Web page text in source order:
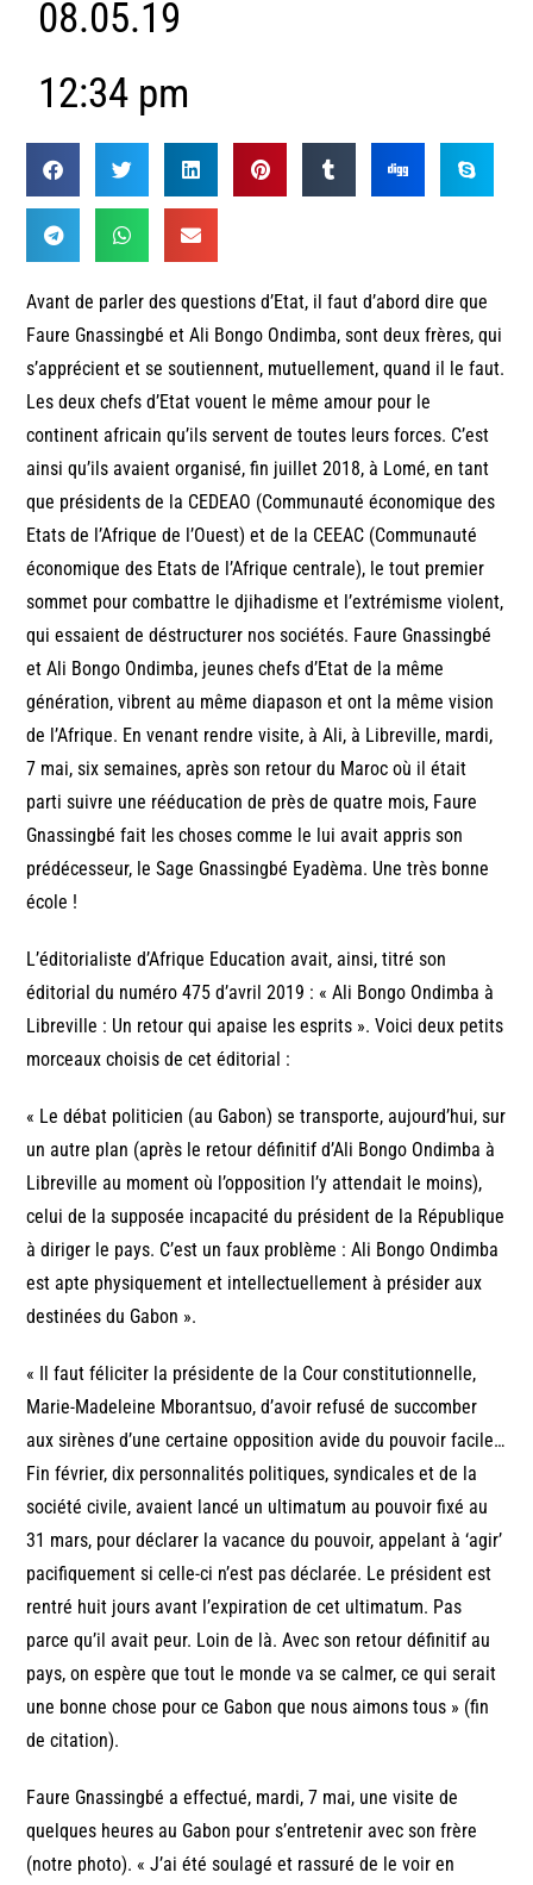
08.05.19
12:34 pm
Avant de parler des questions d’Etat, il faut d’abord dire que
Faure Gnassingbé et Ali Bongo Ondimba, sont deux frères, qui
s’apprécient et se soutiennent, mutuellement, quand il le faut.
Les deux chefs d’Etat vouent le même amour pour le
continent africain qu’ils servent de toutes leurs forces. C’est
ainsi qu’ils avaient organisé, fin juillet 2018, à Lomé, en tant
que présidents de la CEDEAO (Communauté économique des
Etats de l’Afrique de l’Ouest) et de la CEEAC (Communauté
économique des Etats de l’Afrique centrale), le tout premier
sommet pour combattre le djihadisme et l’extrémisme violent,
qui essaient de déstructurer nos sociétés. Faure Gnassingbé
et Ali Bongo Ondimba, jeunes chefs d’Etat de la même
génération, vibrent au même diapason et ont la même vision
de l’Afrique. En venant rendre visite, à Ali, à Libreville, mardi,
7 mai, six semaines, après son retour du Maroc où il était
parti suivre une rééducation de près de quatre mois, Faure
Gnassingbé fait les choses comme le lui avait appris son
prédécesseur, le Sage Gnassingbé Eyadèma. Une très bonne
école !
L’éditorialiste d’Afrique Education avait, ainsi, titré son
éditorial du numéro 475 d’avril 2019 : « Ali Bongo Ondimba à
Libreville : Un retour qui apaise les esprits ». Voici deux petits
morceaux choisis de cet éditorial :
« Le débat politicien (au Gabon) se transporte, aujourd’hui, sur
un autre plan (après le retour définitif d’Ali Bongo Ondimba à
Libreville au moment où l’opposition l’y attendait le moins),
celui de la supposée incapacité du président de la République
à diriger le pays. C’est un faux problème : Ali Bongo Ondimba
est apte physiquement et intellectuellement à présider aux
destinées du Gabon ».
« Il faut féliciter la présidente de la Cour constitutionnelle,
Marie-Madeleine Mborantsuo, d’avoir refusé de succomber
aux sirènes d’une certaine opposition avide du pouvoir facile…
Fin février, dix personnalités politiques, syndicales et de la
société civile, avaient lancé un ultimatum au pouvoir fixé au
31 mars, pour déclarer la vacance du pouvoir, appelant à ‘agir’
pacifiquement si celle-ci n’est pas déclarée. Le président est
rentré huit jours avant l’expiration de cet ultimatum. Pas
parce qu’il avait peur. Loin de là. Avec son retour définitif au
pays, on espère que tout le monde va se calmer, ce qui serait
une bonne chose pour ce Gabon que nous aimons tous » (fin
de citation).
Faure Gnassingbé a effectué, mardi, 7 mai, une visite de
quelques heures au Gabon pour s’entretenir avec son frère
(notre photo). « J’ai été soulagé et rassuré de le voir en